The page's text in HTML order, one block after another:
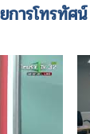
การโทรทัศน์